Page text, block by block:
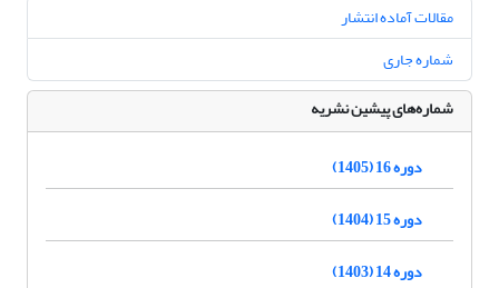
مقالات آماده انتشار
شماره جاری
شماره‌های پیشین نشریه
دوره 16 (1405)
دوره 15 (1404)
دوره 14 (1403)